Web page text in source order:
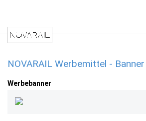
NOVARAIL Werbemittel -
Werbebanner